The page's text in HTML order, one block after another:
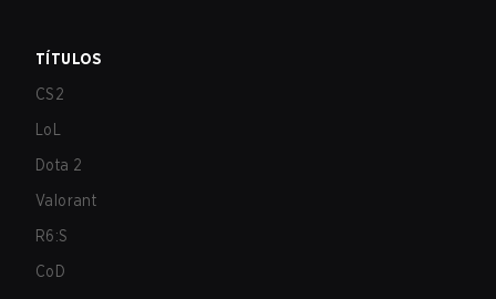
TÍTULOS
CS2
LoL
Dota 2
Valorant
R6:S
CoD